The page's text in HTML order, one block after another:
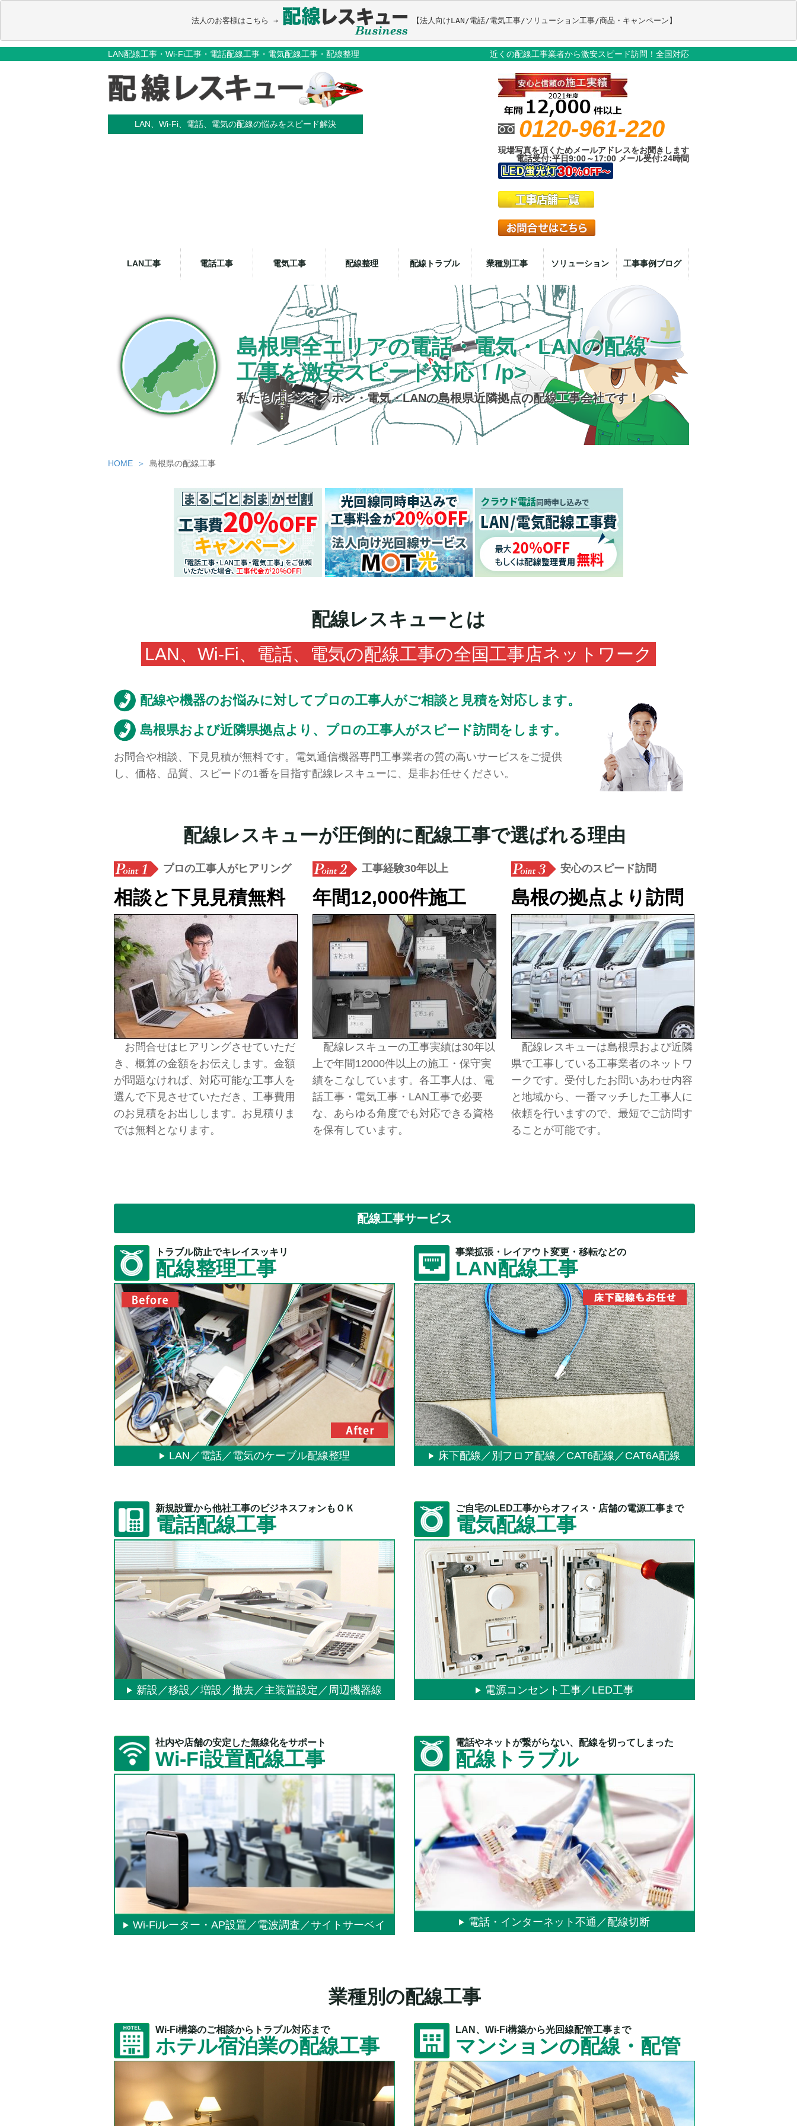
                                       法人のお客様はこちら →
LAN配線工事・Wi-Fi工事・電話配線工事・電気配線工事・配線整理 近くの配線工事業者から激安スピード訪問！全国対応
LAN、Wi-Fi、電話、電気の配線の悩みをスピード解決 0120-961-220
現場写真を頂くためメールアドレスをお聞きします
電話受付:平日9:00～17:00 メール受付:24時間
LAN工事 電話工事 電気工事 配線整理 配線トラブル 業種別工事 ソリューション 工事事例ブログ
島根県全エリアの電話・電気・LANの配線
工事を激安スピード対応！/p>
私たちはビジネスホン・電気・LANの島根県近隣拠点の配線工事会社です！
HOME 島根県の配線工事
配線レスキューとは
LAN、Wi-Fi、電話、電気の配線工事の全国工事店ネットワーク
配線や機器のお悩みに対してプロの工事人がご相談と見積を対応します。
島根県および近隣県拠点より、プロの工事人がスピード訪問をします。
お問合や相談、下見見積が無料です。電気通信機器専門工事業者の質の高いサービスをご提供
し、価格、品質、スピードの1番を目指す配線レスキューに、是非お任せください。
配線レスキューが圧倒的に配線工事で選ばれる理由
プロの工事人がヒアリング
相談と下見見積無料
お問合せはヒアリングさせていただ
き、概算の金額をお伝えします。金額
が問題なければ、対応可能な工事人を
選んで下見させていただき、工事費用
のお見積をお出しします。お見積りま
では無料となります。
工事経験30年以上
年間12,000件施工
配線レスキューの工事実績は30年以
上で年間12000件以上の施工・保守実
績をこなしています。各工事人は、電
話工事・電気工事・LAN工事で必要
な、あらゆる角度でも対応できる資格
を保有しています。
安心のスピード訪問
島根の拠点より訪問
配線レスキューは島根県および近隣
県で工事している工事業者のネットワ
ークです。受付したお問いあわせ内容
と地域から、一番マッチした工事人に
依頼を行いますので、最短でご訪問す
ることが可能です。
配線工事サービス
トラブル防止でキレイスッキリ
配線整理工事
LAN／電話／電気のケーブル配線整理
事業拡張・レイアウト変更・移転などの
LAN配線工事
床下配線／別フロア配線／CAT6配線／CAT6A配線
新規設置から他社工事のビジネスフォンもＯＫ
電話配線工事
新設／移設／増設／撤去／主装置設定／周辺機器線
ご自宅のLED工事からオフィス・店舗の電源工事まで
電気配線工事
電源コンセント工事／LED工事
社内や店舗の安定した無線化をサポート
Wi-Fi設置配線工事
Wi-Fiルーター・AP設置／電波調査／サイトサーベイ
電話やネットが繋がらない、配線を切ってしまった
配線トラブル
電話・インターネット不通／配線切断
業種別の配線工事
Wi-Fi構築のご相談からトラブル対応まで
ホテル宿泊業の配線工事
LAN、Wi‐Fi構築から光回線配管工事まで
マンションの配線・配管